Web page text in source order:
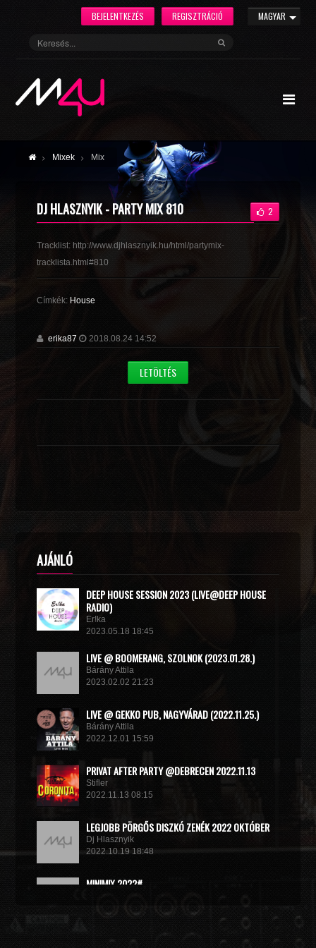
MAGYAR
REGISZTRÁCIÓ
BEJELENTKEZÉS
Mixek Mix
DJ HLASZNYIK - PARTY MIX 810 2
Tracklist: http://www.djhlasznyik.hu/html/partymix-
tracklista.html#810
Címkék: House
erika87 2018.08.24 14:52
LETÖLTÉS
AJÁNLÓ
DEEP HOUSE SESSION 2023 (LIVE@DEEP HOUSE
RADIO)
Er!ka
2023.05.18 18:45
LIVE @ BOOMERANG, SZOLNOK (2023.01.28.)
Bárány Attila
2023.02.02 21:23
LIVE @ GEKKO PUB, NAGYVÁRAD (2022.11.25.)
Bárány Attila
2022.12.01 15:59
PRIVAT AFTER PARTY @DEBRECEN 2022.11.13
Stifler
2022.11.13 08:15
LEGJOBB PÖRGŐS DISZKÓ ZENÉK 2022 OKTÓBER
Dj Hlasznyik
2022.10.19 18:48
MINIMIX 2022#
2022.09.02 10:40